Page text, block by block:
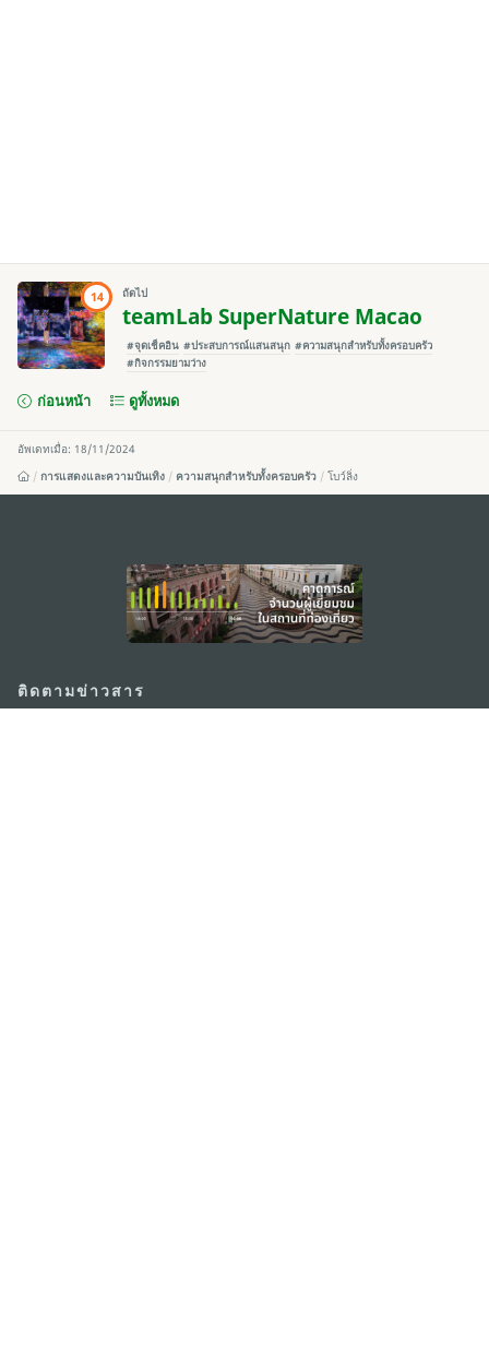
14 ถัดไป
teamLab SuperNature Macao
#จุดเช็คอิน #ประสบการณ์แสนสนุก #ความสนุกสำหรับทั้งครอบครัว
#กิจกรรมยามว่าง
ก่อนหน้า ดูทั้งหมด
อัพเดทเมื่อ: 18/11/2024
การแสดงและความบันเทิง
ความสนุกสำหรับทั้งครอบครัว โบว์ลิ่ง
external links
ติดตามข่าวสาร